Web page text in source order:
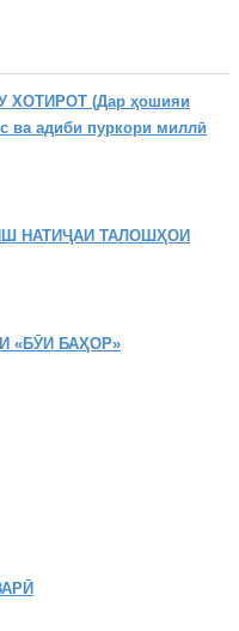
(Дар ҳошияи
ва адиби пуркори миллӣ
НАТИҶАИ ТАЛОШҲОИ
«БӮИ БАҲОР»